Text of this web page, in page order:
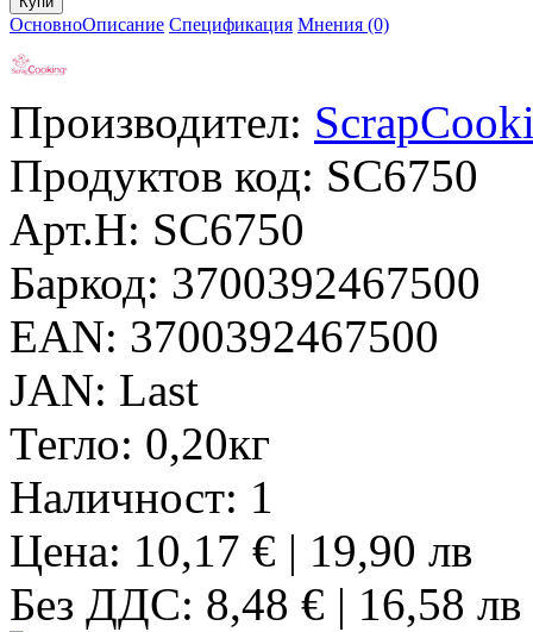
ОсновноОписание Спецификация Мнения (0)
Производител:
Продуктов код: SC6750
Арт.Н: SC6750
Баркод: 3700392467500
EAN: 3700392467500
JAN: Last
Тегло: 0,20кг
Наличност: 1
Цена: 10,17 € | 19,90 лв
Без ДДС: 8,48 € | 16,58 лв